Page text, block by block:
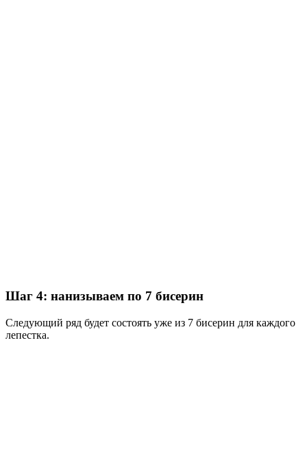
Шаг 4: нанизываем по 7 бисерин
Следующий ряд будет состоять уже из 7 бисерин для каждого
лепестка.